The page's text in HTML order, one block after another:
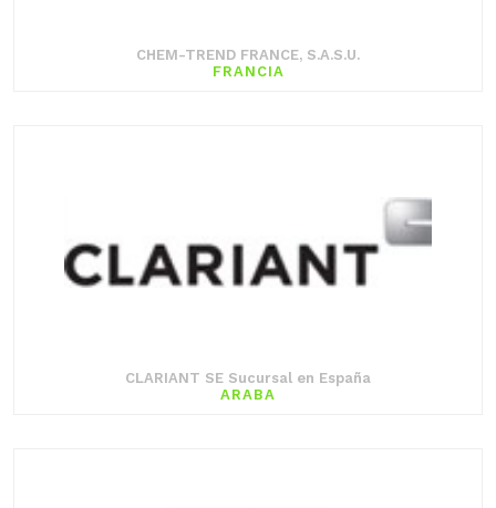
CHEM-TREND FRANCE, S.A.S.U.
FRANCIA
CLARIANT SE Sucursal en España
ARABA